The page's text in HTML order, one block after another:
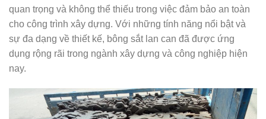
quan trọng và không thể thiếu trong việc đảm bảo an toàn
cho công trình xây dựng. Với những tính năng nổi bật và
sự đa dạng về thiết kế, bông sắt lan can đã được ứng
dụng rộng rãi trong ngành xây dựng và công nghiệp hiện
nay.